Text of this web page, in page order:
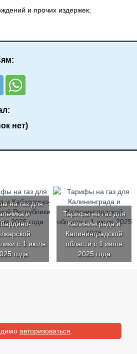
и прочих издержек;
нет)
на газ для
и
с 1 июля
года
Тарифы на газ для
Калининграда и
Калининградской
области с 1 июля
2025 года
авторизоваться